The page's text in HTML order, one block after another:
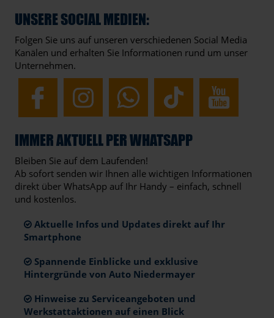
UNSERE SOCIAL MEDIEN:
Folgen Sie uns auf unseren verschiedenen Social Media
Kanälen und erhalten Sie Informationen rund um unser
Unternehmen.
IMMER AKTUELL PER WHATSAPP
Bleiben Sie auf dem Laufenden!
Ab sofort senden wir Ihnen alle wichtigen Informationen
direkt über WhatsApp auf Ihr Handy – einfach, schnell
und kostenlos.
Aktuelle Infos und Updates direkt auf Ihr
Smartphone
Spannende Einblicke und exklusive
Hintergründe von Auto Niedermayer
Hinweise zu Serviceangeboten und
Werkstattaktionen auf einen Blick